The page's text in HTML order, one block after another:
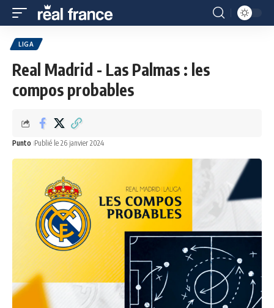
LIGA
Real Madrid - Las Palmas : les
compos probables
Punto Publié le 26 janvier 2024